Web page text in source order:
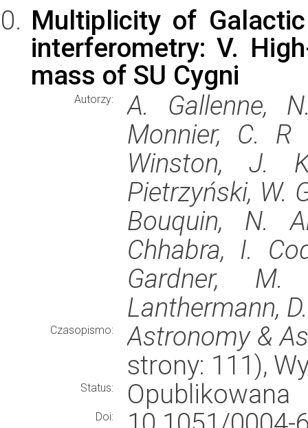
Multiplicity of
interferometry: V.
mass of SU Cygni
Autorzy:
A. Gallenne,
Monnier, C.
Winston, J.
Pietrzyński, W.
Bouquin, N.
Chhabra, I.
Gardner,
Lanthermann,
Czasopismo:
Astronomy &
strony: 111),
Status: Opublikowana
Doi: